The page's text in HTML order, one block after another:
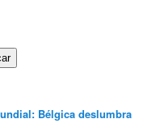
Bélgica deslumbra